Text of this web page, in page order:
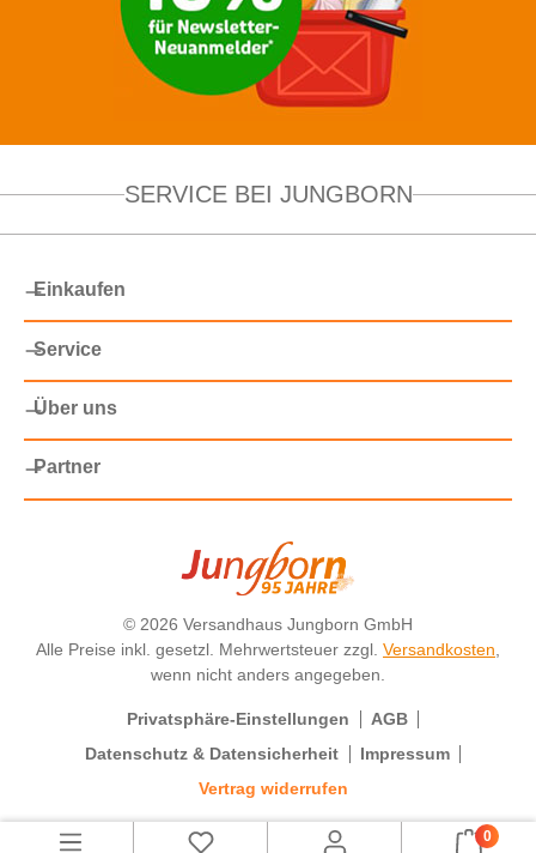
SERVICE BEI JUNGBORN
Einkaufen
Service
Über uns
Partner
© 2026 Versandhaus Jungborn GmbH
Alle Preise inkl. gesetzl. Mehrwertsteuer zzgl. Versandkosten
wenn nicht anders angegeben.
Privatsphäre-Einstellungen
AGB
Datenschutz & Datensicherheit
Impressum
Vertrag widerrufen
0